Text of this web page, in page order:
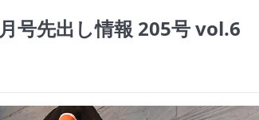
号先出し情報 205号 vol.6